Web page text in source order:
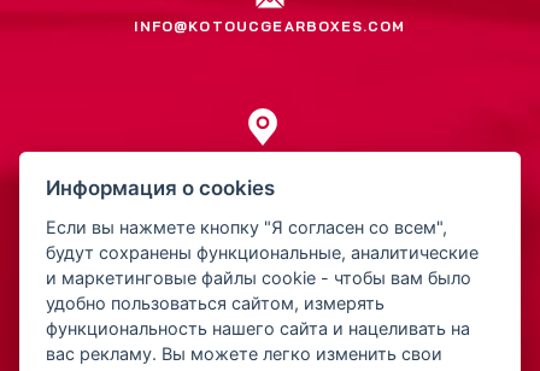
INFO@KOTOUCGEARBOXES.COM
Jiří Kotouč
Přerovská 561
752 01 Kojetín
Чешская Республика
IČ: 15522211
DIČ: CZ5810221252
Информация о cookies
Если вы нажмете кнопку "Я согласен со всем",
будут сохранены функциональные, аналитические
и маркетинговые файлы cookie - чтобы вам было
удобно пользоваться сайтом, измерять
функциональность нашего сайта и нацеливать на
вас рекламу. Вы можете легко изменить свои